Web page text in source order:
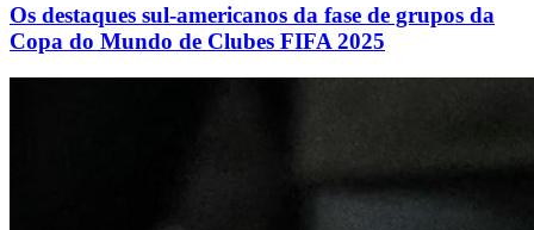
Os destaques sul-americanos da fase de grupos da
Copa do Mundo de Clubes FIFA 2025